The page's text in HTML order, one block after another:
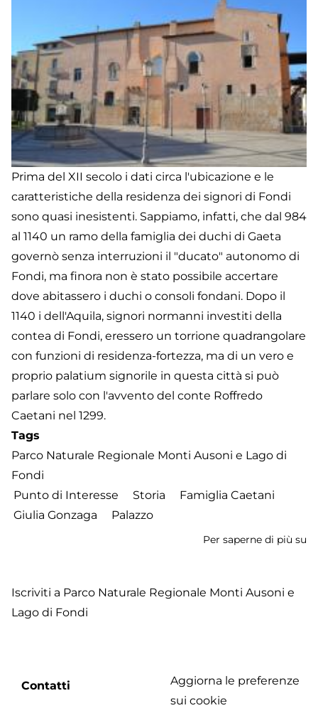
Prima del XII secolo i dati circa l'ubicazione e le
caratteristiche della residenza dei signori di Fondi
sono quasi inesistenti. Sappiamo, infatti, che dal 984
al 1140 un ramo della famiglia dei duchi di Gaeta
governò senza interruzioni il "ducato" autonomo di
Fondi, ma finora non è stato possibile accertare
dove abitassero i duchi o consoli fondani. Dopo il
1140 i dell'Aquila, signori normanni investiti della
contea di Fondi, eressero un torrione quadrangolare
con funzioni di residenza-fortezza, ma di un vero e
proprio palatium signorile in questa città si può
parlare solo con l'avvento del conte Roffredo
Caetani nel 1299.
Tags
Parco Naturale Regionale Monti Ausoni e Lago di
Fondi
Punto di Interesse
Storia
Famiglia Caetani
Giulia Gonzaga
Palazzo
Per saperne di più su
Iscriviti a Parco Naturale Regionale Monti Ausoni e
Lago di Fondi
Footer
Contatti
Aggiorna le preferenze
sui cookie